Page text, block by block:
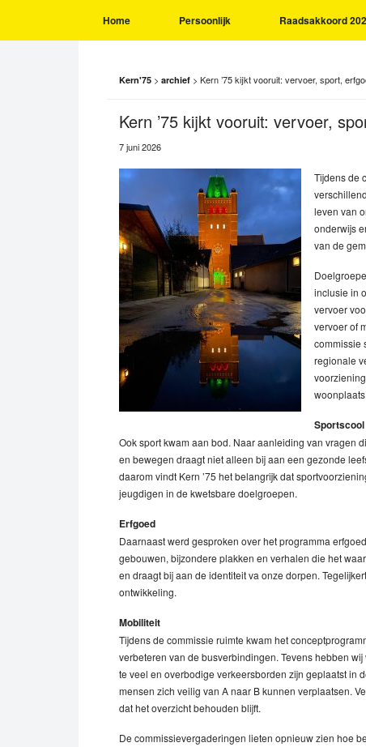
Home Persoonlijk Raadsakkoord
Kern'75 > archief > Kern ’75 kijkt vooruit: vervoer, sport,
Kern ’75 kijkt vooruit: vervoer,
7 juni 2026
Tijdens de
leven van
onderwijs
van de
inclusie in
vervoer
vervoer of
commissie
regionale
woonplaats.
Sportscool
Ook sport kwam aan bod. Naar aanleiding van vragen
en bewegen draagt niet alleen bij aan een gezonde
daarom vindt Kern ’75 het belangrijk dat
jeugdigen in de kwetsbare doelgroepen.
Erfgoed
Daarnaast werd gesproken over het programma
gebouwen, bijzondere plakken en verhalen die het
en draagt bij aan de identiteit va onze dorpen.
ontwikkeling.
Mobiliteit
Tijdens de commissie ruimte kwam het
verbeteren van de busverbindingen. Tevens hebben
te veel en overbodige verkeersborden zijn geplaatst in
mensen zich veilig van A naar B kunnen verplaatsen.
dat het overzicht behouden blijft.
De commissievergaderingen lieten opnieuw zien hoe